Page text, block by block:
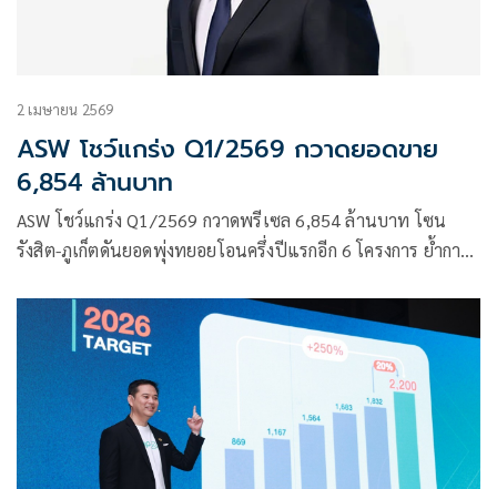
2 เมษายน 2569
ASW โชว์แกร่ง Q1/2569 กวาดยอดขาย
6,854 ล้านบาท
ASW โชว์แกร่ง Q1/2569 กวาดพรีเซล 6,854 ล้านบาท โซน
รังสิต-ภูเก็ตดันยอดพุ่งทยอยโอนครึ่งปีแรกอีก 6 โครงการ ย้ำการ